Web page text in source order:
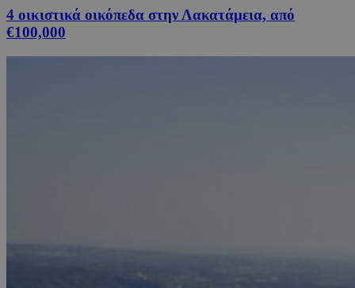
4 οικιστικά οικόπεδα στην Λακατάμεια, από
€100,000